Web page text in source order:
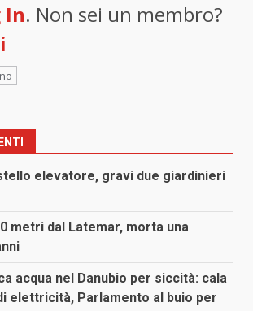
In. Non sei un membro?
elevatore, gravi due giardinieri
metri dal Latemar, morta una
acqua nel Danubio per siccità: cala
elettricità, Parlamento al buio per